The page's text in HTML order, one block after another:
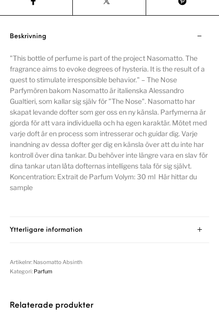
Beskrivning
"This bottle of perfume is part of the project Nasomatto. The
fragrance aims to evoke degrees of hysteria. It is the result of a
quest to stimulate irresponsible behavior." – The Nose
Parfymören bakom Nasomatto är italienska Alessandro
Gualtieri, som kallar sig själv för ”The Nose". Nasomatto har
skapat levande dofter som ger oss en ny känsla. Parfymerna är
gjorda för att vara individuella och ha egen karaktär. Mötet med
varje doft är en process som intresserar och guidar dig. Varje
inandning av dessa dofter ger dig en känsla över att du inte har
kontroll över dina tankar. Du behöver inte längre vara en slav för
dina tankar utan låta dofternas intelligens tala för sig självt.
Koncentration: Extrait de Parfum Volym: 30 ml Här hittar du
sample
Ytterligare information
Artikelnr: Nasomatto Absinth
Kategori: Parfum
Relaterade produkter